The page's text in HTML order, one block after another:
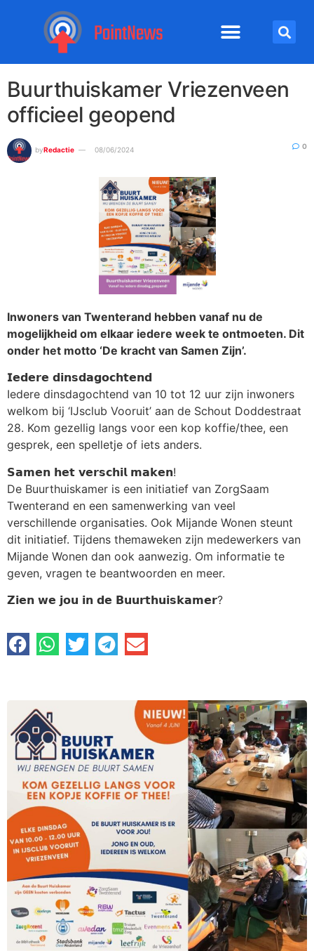
Buurthuiskamer Vriezenveen
officieel geopend
byRedactie 08/06/2024 0
Inwoners van Twenterand hebben vanaf nu de
mogelijkheid om elkaar iedere week te ontmoeten. Dit
onder het motto ‘De kracht van Samen Zijn’.
𝗜𝗲𝗱𝗲𝗿𝗲 𝗱𝗶𝗻𝘀𝗱𝗮𝗴𝗼𝗰𝗵𝘁𝗲𝗻𝗱
Iedere dinsdagochtend van 10 tot 12 uur zijn inwoners
welkom bij ‘IJsclub Vooruit’ aan de Schout Doddestraat
28. Kom gezellig langs voor een kop koffie/thee, een
gesprek, een spelletje of iets anders.
𝗦𝗮𝗺𝗲𝗻 𝗵𝗲𝘁 𝘃𝗲𝗿𝘀𝗰𝗵𝗶𝗹 𝗺𝗮𝗸𝗲𝗻!
De Buurthuiskamer is een initiatief van ZorgSaam
Twenterand en een samenwerking van veel
verschillende organisaties. Ook Mijande Wonen steunt
dit initiatief. Tijdens themaweken zijn medewerkers van
Mijande Wonen dan ook aanwezig. Om informatie te
geven, vragen te beantwoorden en meer.
𝗭𝗶𝗲𝗻 𝘄𝗲 𝗷𝗼𝘂 𝗶𝗻 𝗱𝗲 𝗕𝘂𝘂𝗿𝘁𝗵𝘂𝗶𝘀𝗸𝗮𝗺𝗲𝗿?